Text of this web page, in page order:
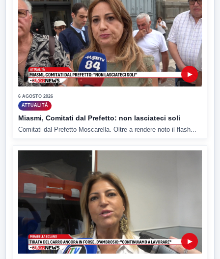
▶
6 AGOSTO 2026
ATTUALITÀ
Miasmi, Comitati dal Prefetto: non lasciateci soli
Comitati dal Prefetto Moscarella. Oltre a rendere noto il flash...
▶